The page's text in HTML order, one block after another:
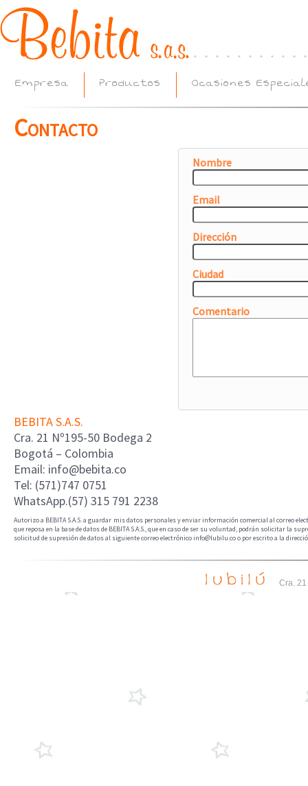
Empresa Productos Ocasiones
Contacto
Nombre
Email
Dirección
Ciudad
Comentario
BEBITA S.A.S.
Cra. 21 Nº195-50 Bodega 2
Bogotá – Colombia
Email: info@bebita.co
Tel: (571)747 0751
WhatsApp.(57) 315 791 2238
Autorizo a BEBITA S.A.S. a guardar mis datos personales y enviar información comercial al correo
que reposa en la base de datos de BEBITA S.A.S., que en caso de ser su voluntad, podrán solicitar
solicitud de supresión de datos al siguiente correo electrónico info@lubilu.co o por escrito a la
Cra.